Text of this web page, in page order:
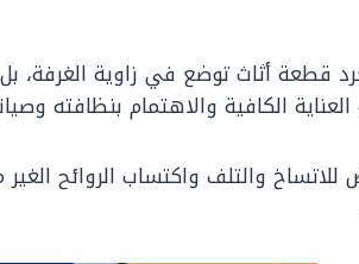
قطعة أثاث توضع في زاوية الغرفة،
الكافية والاهتمام بنظافته
والتلف واكتساب الروائح